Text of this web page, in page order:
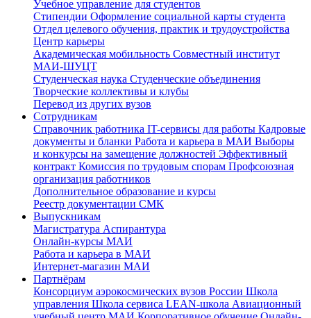
Учебное управление для студентов
Стипендии Оформление социальной карты студента
Отдел целевого обучения, практик и трудоустройства
Центр карьеры
Академическая мобильность Совместный институт
МАИ-ШУЦТ
Студенческая наука Студенческие объединения
Творческие коллективы и клубы
Перевод из других вузов
Сотрудникам
Cправочник работника IT-сервисы для работы Кадровые
документы и бланки Работа и карьера в МАИ Выборы
и конкурсы на замещение должностей Эффективный
контракт Комиссия по трудовым спорам Профсоюзная
организация работников
Дополнительное образование и курсы
Реестр документации СМК
Выпускникам
Магистратура Аспирантура
Онлайн-курсы МАИ
Работа и карьера в МАИ
Интернет-магазин МАИ
Партнёрам
Консорциум аэрокосмических вузов России Школа
управления Школа сервиса LEAN-школа Авиационный